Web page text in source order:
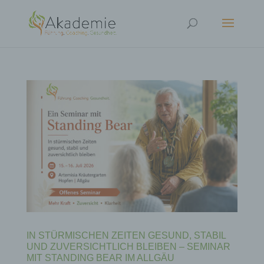
IN STÜRMISCHEN ZEITEN GESUND, STABIL
UND ZUVERSICHTLICH BLEIBEN – SEMINAR
MIT STANDING BEAR IM ALLGÄU